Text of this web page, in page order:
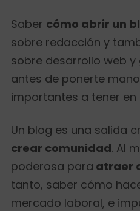
Saber cómo abrir un
sobre redacción y
sobre desarrollo web
antes de ponerte
importantes a tener en
Un blog es una salida
crear comunidad. Al
poderosa para atraer
tanto, saber cómo
mercado laboral, e